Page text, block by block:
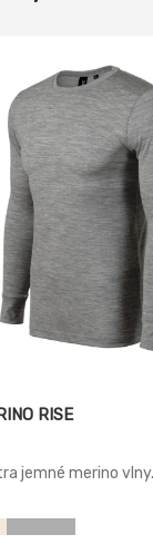
RISE
jemné merino vlny.